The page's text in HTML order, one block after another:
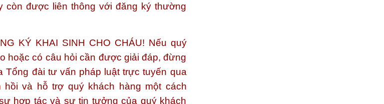
còn được liên thông với đăng ký thường
KÝ KHAI SINH CHO CHÁU! Nếu quý
hoặc có câu hỏi cần được giải đáp, đừng
Tổng đài tư vấn pháp luật trực tuyến qua
và hỗ trợ quý khách hàng một cách
hợp tác và sự tin tưởng của quý khách